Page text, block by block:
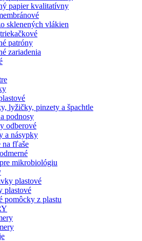
papier kvalitatívny
sklenených vlákien
patróny
zariadenia
lyžičky, pinzety a špachtle
podnosy
odberové
a násypky
na fľaše
mikrobiológiu
plastové
plastové
pomôcky z plastu